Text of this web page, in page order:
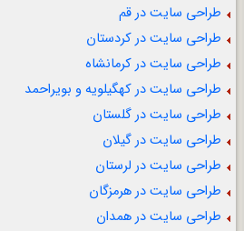
طراحی سایت در قم
طراحی سایت در کردستان
طراحی سایت در کرمانشاه
طراحی سایت در کهگیلویه و بویراحمد
طراحی سایت در گلستان
طراحی سایت در گیلان
طراحی سایت در لرستان
طراحی سایت در هرمزگان
طراحی سایت در همدان